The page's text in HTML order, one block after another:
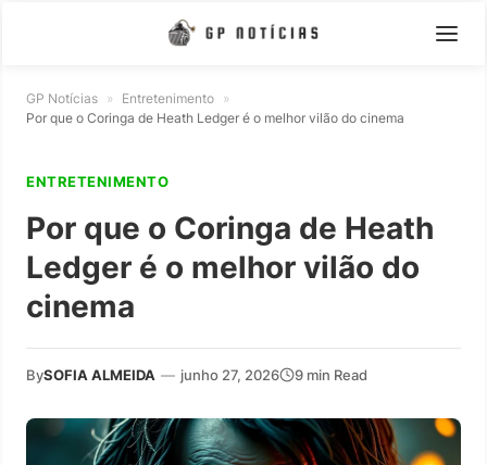
GP Notícias » Entretenimento »
Por que o Coringa de Heath Ledger é o melhor vilão do cinema
ENTRETENIMENTO
Por que o Coringa de Heath
Ledger é o melhor vilão do
cinema
BySOFIA ALMEIDA — junho 27, 2026 9 min Read